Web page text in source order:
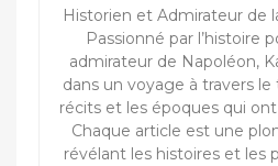
Historien et Admirateur de
Passionné par l’histoire
admirateur de Napoléon,
dans un voyage à travers
récits et les époques qui
Chaque article est une
révélant les histoires et les